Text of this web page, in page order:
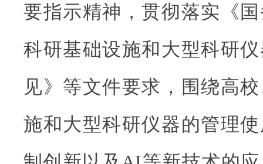
要指示精神，贯彻落实《
科研基础设施和大型科研
见》等文件要求，围绕高
施和大型科研仪器的管理